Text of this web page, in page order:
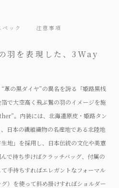
ペック 注意事項
羽を表現した、3Way
革の黒ダイヤ”の異名を誇る「姫路黒桟
で大空高く飛ぶ鷲の羽のイメージを施
。内装には、北海道原皮・姫路タン
日本の繊維織物の名産地である北陸地
地」を採用し、日本伝統の文化や美意
で持ち歩けばクラッチバッグ、付属の
手持ちすればエレガントなフォーマル
）を使って斜め掛けすればショルダー